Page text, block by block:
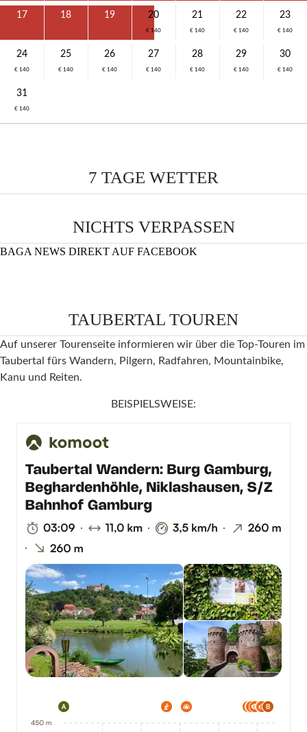
17 18 19 20
€ 140
21
€ 140
22
€ 140
23
€ 140
24
€ 140
25
€ 140
26
€ 140
27
€ 140
28
€ 140
29
€ 140
30
€ 140
31
€ 140
7 TAGE WETTER
NICHTS VERPASSEN
BAGA NEWS DIREKT AUF FACEBOOK
TAUBERTAL TOUREN
Auf unserer Tourenseite informieren wir über die Top-Touren im
Taubertal fürs Wandern, Pilgern, Radfahren, Mountainbike,
Kanu und Reiten.
BEISPIELSWEISE: